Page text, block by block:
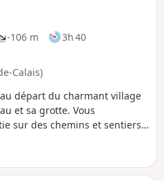
-106 m
3h 40
Calais)
départ du charmant village
et sa grotte. Vous
sur des chemins et sentiers